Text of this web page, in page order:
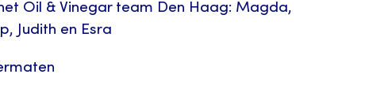
Oil & Vinegar team Den Haag: Magda,
Judith en Esra